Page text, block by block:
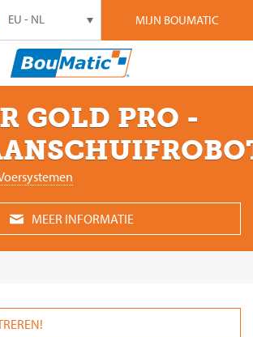
MIJN BOUMATIC
EU - NL
GOLD PRO -
MEER INFORMATIE